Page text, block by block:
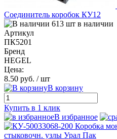
Соединитель коробок КУ12
613 шт в наличии
Артикул
ПК5201
Бренд
HEGEL
Цена:
8.50 руб. / шт
В корзину
Купить в 1 клик
В избранное